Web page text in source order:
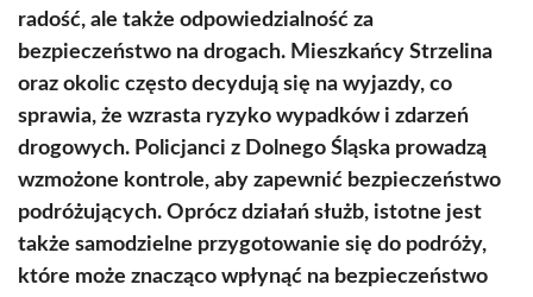
radość, ale także odpowiedzialność za
bezpieczeństwo na drogach. Mieszkańcy Strzelina
oraz okolic często decydują się na wyjazdy, co
sprawia, że wzrasta ryzyko wypadków i zdarzeń
drogowych. Policjanci z Dolnego Śląska prowadzą
wzmożone kontrole, aby zapewnić bezpieczeństwo
podróżujących. Oprócz działań służb, istotne jest
także samodzielne przygotowanie się do podróży,
które może znacząco wpłynąć na bezpieczeństwo